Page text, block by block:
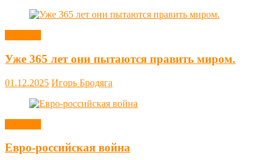
Уже 365 лет они пытаются править миром.
01.12.2025 Игорь Бродяга
Евро-российская война